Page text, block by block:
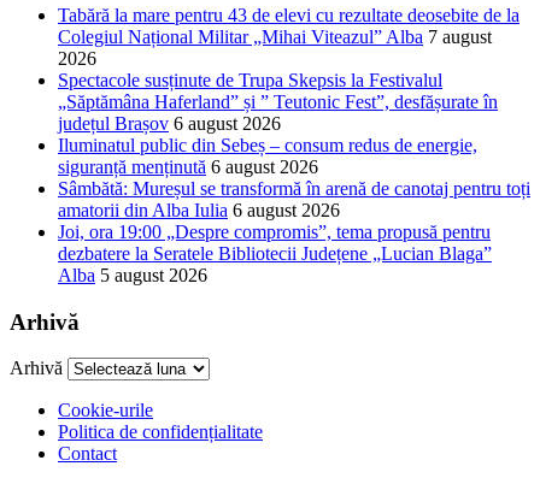
Tabără la mare pentru 43 de elevi cu rezultate deosebite de la
Colegiul Național Militar „Mihai Viteazul” Alba 7 august
2026
Spectacole susținute de Trupa Skepsis la Festivalul
„Săptămâna Haferland” și ” Teutonic Fest”, desfășurate în
județul Brașov 6 august 2026
Iluminatul public din Sebeș – consum redus de energie,
siguranță menținută 6 august 2026
Sâmbătă: Mureșul se transformă în arenă de canotaj pentru toți
amatorii din Alba Iulia 6 august 2026
Joi, ora 19:00 „Despre compromis”, tema propusă pentru
dezbatere la Seratele Bibliotecii Județene „Lucian Blaga”
Alba 5 august 2026
Arhivă
Arhivă
Cookie-urile
Politica de confidențialitate
Contact